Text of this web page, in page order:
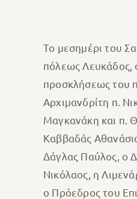
Το μεσημέρι του
πόλεως Λευκάδος,
προσκλήσεως του
Αρχιμανδρίτη π.
Μαγκανάκη και π.
Καββαδάς
Δάγλας Παύλος, ο
Νικόλαος, η
ο Πρόεδρος του